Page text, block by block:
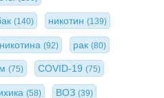
(140) никотин (139)
(92) рак (80)
(75) COVID-19 (75)
(58) ВОЗ (39)